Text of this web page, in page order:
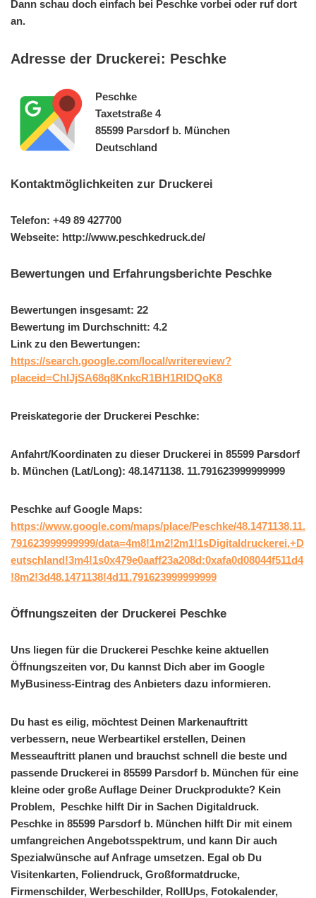
Dann schau doch einfach bei Peschke vorbei oder ruf dort
an.
Adresse der Druckerei: Peschke
Peschke
Taxetstraße 4
85599 Parsdorf b. München
Deutschland
Kontaktmöglichkeiten zur Druckerei
Telefon: +49 89 427700
Webseite: http://www.peschkedruck.de/
Bewertungen und Erfahrungsberichte Peschke
Bewertungen insgesamt: 22
Bewertung im Durchschnitt: 4.2
Link zu den Bewertungen:
https://search.google.com/local/writereview?
placeid=ChIJjSA68q8KnkcR1BH1RIDQoK8
Preiskategorie der Druckerei Peschke:
Anfahrt/Koordinaten zu dieser Druckerei in 85599 Parsdorf
b. München (Lat/Long): 48.1471138. 11.791623999999999
Peschke auf Google Maps:
https://www.google.com/maps/place/Peschke/48.1471138,11.
791623999999999/data=4m8!1m2!2m1!1sDigitaldruckerei,+D
eutschland!3m4!1s0x479e0aaff23a208d:0xafa0d08044f511d4
!8m2!3d48.1471138!4d11.791623999999999
Öffnungszeiten der Druckerei Peschke
Uns liegen für die Druckerei Peschke keine aktuellen
Öffnungszeiten vor, Du kannst Dich aber im Google
MyBusiness-Eintrag des Anbieters dazu informieren.
Du hast es eilig, möchtest Deinen Markenauftritt
verbessern, neue Werbeartikel erstellen, Deinen
Messeauftritt planen und brauchst schnell die beste und
passende Druckerei in 85599 Parsdorf b. München für eine
kleine oder große Auflage Deiner Druckprodukte? Kein
Problem, Peschke hilft Dir in Sachen Digitaldruck.
Peschke in 85599 Parsdorf b. München hilft Dir mit einem
umfangreichen Angebotsspektrum, und kann Dir auch
Spezialwünsche auf Anfrage umsetzen. Egal ob Du
Visitenkarten, Foliendruck, Großformatdrucke,
Firmenschilder, Werbeschilder, RollUps, Fotokalender,